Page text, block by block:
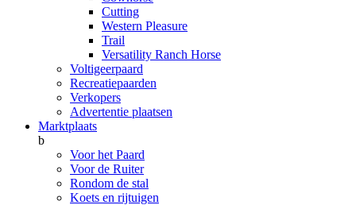
Cutting
Western Pleasure
Trail
Versatility Ranch Horse
Voltigeerpaard
Recreatiepaarden
Verkopers
Advertentie plaatsen
Marktplaats
b
Voor het Paard
Voor de Ruiter
Rondom de stal
Koets en rijtuigen